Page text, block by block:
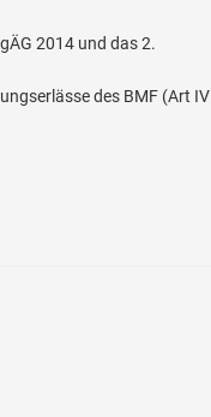
2014 und das 2.
des BMF (Art IV